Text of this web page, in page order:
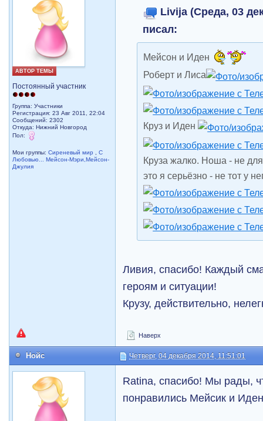
АВТОР ТЕМЫ
Постоянный участник
Группа: Участники
Регистрация: 23 Авг 2011, 22:04
Сообщений: 2302
Откуда: Нижний Новгород
Пол:
Мои группы:Сиреневый мир ,С
Любовью... Мейсон-Мэри,Мейсон-
Джулия
Livija (Среда, 03
писал:
Мейсон и Иден
Роберт и Лиса
Круз и Иден
Круза жалко. Ноша - не
это я серьёзно - не тот у
Ливия, спасибо! Каждый
героям и ситуации!
Крузу, действительно,
Наверх
Нойс Четверг, 04 декабря 2014, 11:51:01
Ratina, спасибо! Мы рады,
понравились Мейсик и